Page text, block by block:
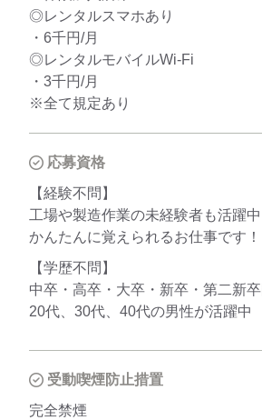
◎レンタルスマホあり
・6千円/月
◎レンタルモバイルWi-Fi
・3千円/月
※全て規定あり
応募資格
【経験不問】
工場や製造作業の未経験者も活躍中
かんたんに覚えられるお仕事です！
【学歴不問】
中卒・高卒・大卒・新卒・第二新卒
20代、30代、40代の男性が活躍中
受動喫煙防止措置
完全禁煙